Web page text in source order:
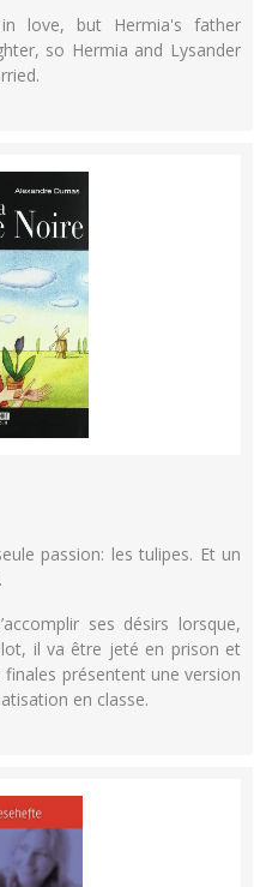
love, but Hermia's father
so Hermia and Lysander
passion: les tulipes. Et un
ses désirs lorsque,
il va être jeté en prison et
présentent une version
en classe.